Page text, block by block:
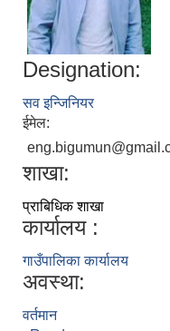
Designation:
सव इन्जिनियर
ईमेल:
शाखा:
प्राबिधिक शाखा
कार्यालय :
गाउँपालिका कार्यालय
अवस्था:
वर्तमान